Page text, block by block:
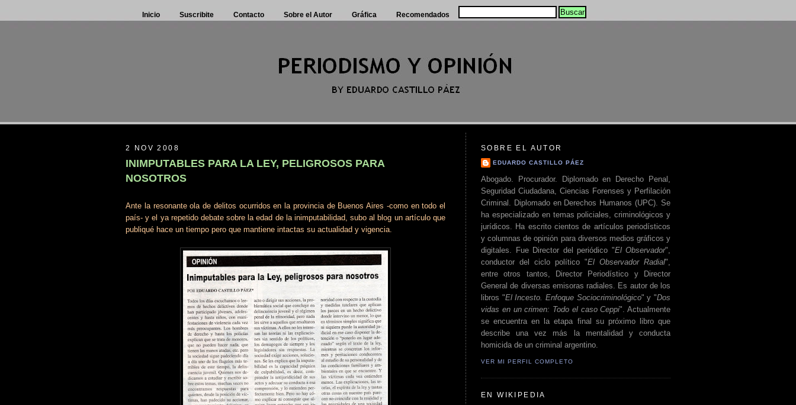
Inicio Suscribite Contacto Sobre el Autor Gráfica Recomendados
2 NOV 2008
INIMPUTABLES PARA LA LEY, PELIGROSOS PARA
NOSOTROS
Ante la resonante ola de delitos ocurridos en la provincia de Buenos Aires -como en todo el
país- y el ya repetido debate sobre la edad de la inimputabilidad, subo al blog un artículo que
publiqué hace un tiempo pero que mantiene intactas su actualidad y vigencia.
SOBRE EL AUTOR
EDUARDO CASTILLO PÁEZ
Abogado. Procurador. Diplomado en Derecho Penal,
Seguridad Ciudadana, Ciencias Forenses y Perfilación
Criminal. Diplomado en Derechos Humanos (UPC). Se
ha especializado en temas policiales, criminológicos y
jurídicos. Ha escrito cientos de artículos periodísticos
y columnas de opinión para diversos medios gráficos y
digitales. Fue Director del periódico "El Observador",
conductor del ciclo político "El Observador Radial",
entre otros tantos, Director Periodístico y Director
General de diversas emisoras radiales. Es autor de los
libros "El Incesto. Enfoque Sociocriminológico" y "Dos
vidas en un crimen: Todo el caso Ceppi". Actualmente
se encuentra en la etapa final su próximo libro que
describe una vez más la mentalidad y conducta
homicida de un criminal argentino.
VER MI PERFIL COMPLETO
EN WIKIPEDIA